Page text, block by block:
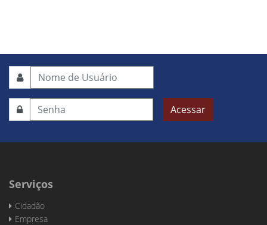
Acessar
Serviços
Cidadão
Empresa